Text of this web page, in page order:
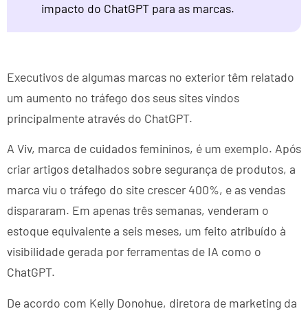
impacto do ChatGPT para as marcas.
Executivos de algumas marcas no exterior têm relatado
um aumento no tráfego dos seus sites vindos
principalmente através do ChatGPT.
A Viv, marca de cuidados femininos, é um exemplo. Após
criar artigos detalhados sobre segurança de produtos, a
marca viu o tráfego do site crescer 400%, e as vendas
dispararam. Em apenas três semanas, venderam o
estoque equivalente a seis meses, um feito atribuído à
visibilidade gerada por ferramentas de IA como o
ChatGPT.
De acordo com Kelly Donohue, diretora de marketing da